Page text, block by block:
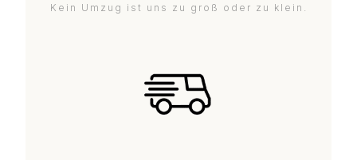
Kein Umzug ist uns zu groß oder zu klein.